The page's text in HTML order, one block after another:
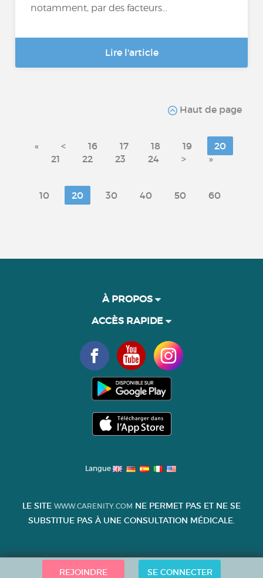
notamment, par des facteurs...
Lire l'article
Haut de page
« < 16 17 18 19
20
21
22 23 24 > »
10 20 30 40 50 60
REJOINDRE SE CONNECTER
À PROPOS
ACCÈS RAPIDE
Langue
LE SITE WWW.CARENITY.COM NE PERMET PAS ET NE SE
SUBSTITUE PAS À UNE CONSULTATION MÉDICALE.